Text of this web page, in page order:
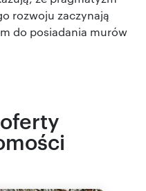
rozwoju zaczynają
do posiadania murów